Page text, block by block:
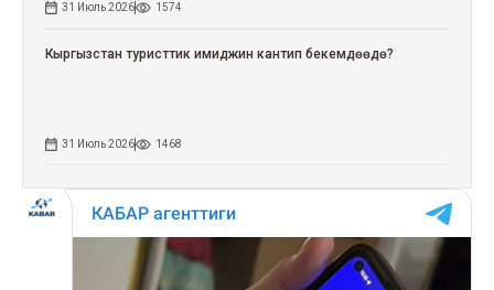
31 Июль 2026 1574
Кыргызстан туристтик имиджин кантип бекемдөөдө?
31 Июль 2026 1468